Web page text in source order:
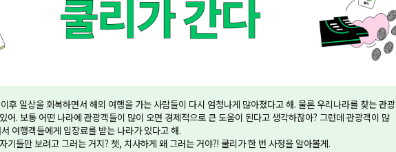
후 일상을 회복하면서 해외 여행을 가는 사람들이 다시 엄청나게 많아졌다고 해. 물론 우리나라를 찾는 관광
어. 보통 어떤 나라에 관광객들이 많이 오면 경제적으로 큰 도움이 된다고 생각하잖아? 그런데 관광객이 많
여행객들에게 입장료를 받는 나라가 있다고 해.
기들만 보려고 그러는 거지? 쳇, 치사하게 왜 그러는 거야?! 쿨리가 한 번 사정을 알아볼게.